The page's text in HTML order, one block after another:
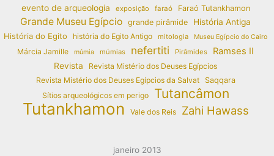
evento de arqueologia exposição faraó Faraó Tutankhamon
Grande Museu Egípcio grande pirâmide
História Antiga
História do Egito
história do Egito Antigo mitologia Museu Egípcio do Cairo
Márcia Jamille múmia múmias nefertiti Pirâmides Ramses II
Revista
Revista Mistério dos Deuses Egípcios
Revista Mistério dos Deuses Egípcios da Salvat
Saqqara
Sítios arqueológicos em perigo
Tutancâmon
Tutankhamon Vale dos Reis Zahi Hawass
janeiro 2013